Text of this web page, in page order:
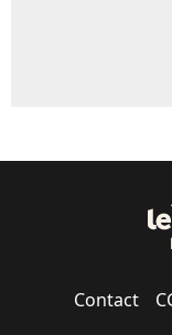
Contact